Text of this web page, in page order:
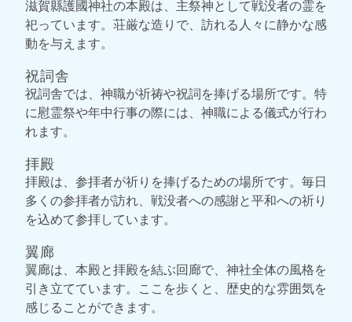
滋賀縣護國神社の本殿は、主祭神として戦没者の霊を
祀っています。荘厳な造りで、訪れる人々に静かな感
動を与えます。
祝詞舎
祝詞舎では、神職が祈祷や祝詞を捧げる場所です。特
に慰霊祭や年中行事の際には、神職による儀式が行わ
れます。
拝殿
拝殿は、参拝者が祈りを捧げるための場所です。毎日
多くの参拝者が訪れ、戦没者への感謝と平和への祈り
を込めて参拝しています。
翼廊
翼廊は、本殿と拝殿を結ぶ回廊で、神社全体の風格を
引き立てています。ここを歩くと、歴史的な雰囲気を
感じることができます。